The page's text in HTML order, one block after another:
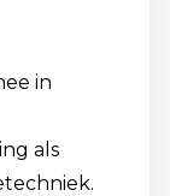
in
als